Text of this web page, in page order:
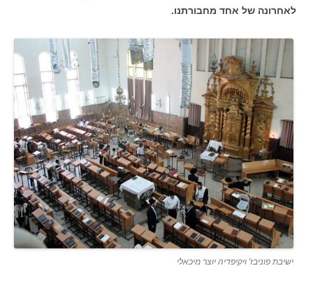
לאחרונה של אחד מחבורתנו.
ישיבת פוניבז' ויקיפדיה יוצר מיכאלי